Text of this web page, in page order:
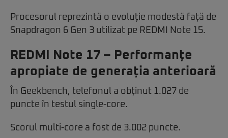
Procesorul reprezintă o evoluție modestă față de
Snapdragon 6 Gen 3 utilizat pe REDMI Note 15.
REDMI Note 17 – Performanțe
apropiate de generația anterioară
În Geekbench, telefonul a obținut 1.027 de
puncte în testul single-core.
Scorul multi-core a fost de 3.002 puncte.